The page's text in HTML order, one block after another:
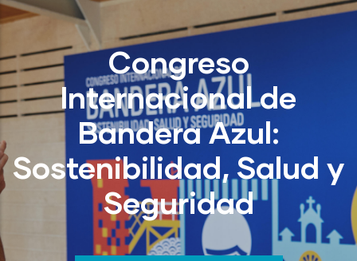
Congreso
Internacional de
Bandera Azul:
Sostenibilidad, Salud y
Seguridad